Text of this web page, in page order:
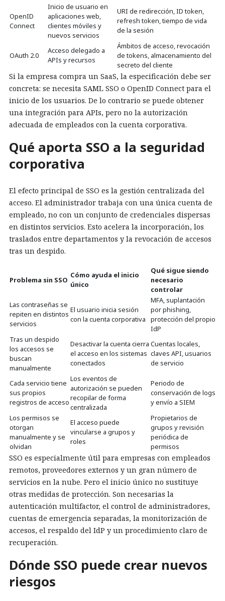
OpenID
Connect
Inicio de usuario en
aplicaciones web,
clientes móviles y
nuevos servicios
URI de redirección, ID token,
refresh token, tiempo de vida
de la sesión
OAuth 2.0
Acceso delegado a
APIs y recursos
Ámbitos de acceso, revocación
de tokens, almacenamiento del
secreto del cliente
Si la empresa compra un SaaS, la especificación debe ser
concreta: se necesita SAML SSO o OpenID Connect para el
inicio de los usuarios. De lo contrario se puede obtener
una integración para APIs, pero no la autorización
adecuada de empleados con la cuenta corporativa.
Qué aporta SSO a la seguridad
corporativa
El efecto principal de SSO es la gestión centralizada del
acceso. El administrador trabaja con una única cuenta de
empleado, no con un conjunto de credenciales dispersas
en distintos servicios. Esto acelera la incorporación, los
traslados entre departamentos y la revocación de accesos
tras un despido.
Problema sin SSO
Cómo ayuda el inicio
único
Qué sigue siendo
necesario
controlar
Las contraseñas se
repiten en distintos
servicios
El usuario inicia sesión
con la cuenta corporativa
MFA, suplantación
por phishing,
protección del propio
IdP
Tras un despido
los accesos se
buscan
manualmente
Desactivar la cuenta cierra
el acceso en los sistemas
conectados
Cuentas locales,
claves API, usuarios
de servicio
Cada servicio tiene
sus propios
registros de acceso
Los eventos de
autorización se pueden
recopilar de forma
centralizada
Periodo de
conservación de logs
y envío a SIEM
Los permisos se
otorgan
manualmente y se
olvidan
El acceso puede
vincularse a grupos y
roles
Propietarios de
grupos y revisión
periódica de
permisos
SSO es especialmente útil para empresas con empleados
remotos, proveedores externos y un gran número de
servicios en la nube. Pero el inicio único no sustituye
otras medidas de protección. Son necesarias la
autenticación multifactor, el control de administradores,
cuentas de emergencia separadas, la monitorización de
accesos, el respaldo del IdP y un procedimiento claro de
recuperación.
Dónde SSO puede crear nuevos
riesgos